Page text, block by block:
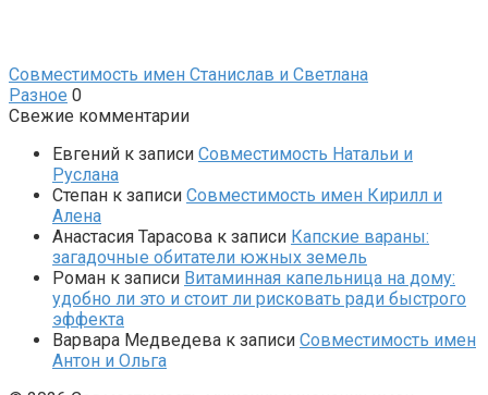
Совместимость имен Станислав и Светлана
Разное 0
Свежие комментарии
Евгений к записи Совместимость Натальи и
Руслана
Степан к записи Совместимость имен Кирилл и
Алена
Анастасия Тарасова к записи Капские вараны:
загадочные обитатели южных земель
Роман к записи Витаминная капельница на дому:
удобно ли это и стоит ли рисковать ради быстрого
эффекта
Варвара Медведева к записи Совместимость имен
Антон и Ольга